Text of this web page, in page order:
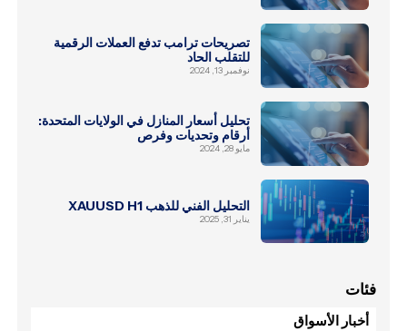
تصريحات ترامب تدفع العملات الرقمية
للتقلب الحاد
نوفمبر 13, 2024
تحليل أسعار المنازل في الولايات المتحدة:
أرقام وتحديات وفرص
مايو 28, 2024
التحليل الفني للذهب XAUUSD H1
يناير 31, 2025
فئات
أخبار الأسواق